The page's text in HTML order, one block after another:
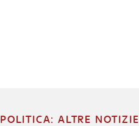
POLITICA: ALTRE NOTIZIE